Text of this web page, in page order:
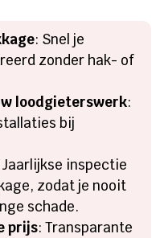
: Snel je
zonder hak- of
loodgieterswerk:
bij
Jaarlijkse inspectie
zodat je nooit
schade.
prijs: Transparante